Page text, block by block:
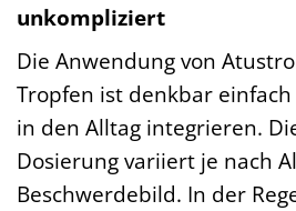
unkompliziert
Die Anwendung von Atustro
Tropfen ist denkbar
in den Alltag integrieren.
Dosierung variiert je nach
Beschwerdebild. In der